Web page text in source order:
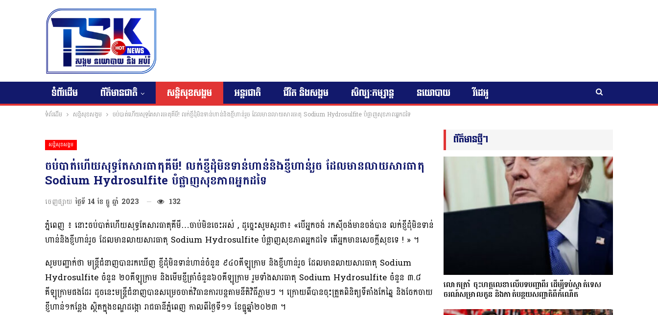
ទំព័រដើម ព័ត៌មានជាតិ សន្តិសុខសង្គម អន្តរជាតិ ជីវិត និងសង្គម សិល្បៈកម្សាន្ត នយោបាយ វីដេអូ
ទំព័រដើម សន្តិសុខសង្គម ចប់បាត់ហើយសុទ្ធតែសារធាតុគីមី! លក់ខ្ញីដុំមិនទាន់ហាន់និងខ្ញីហាន់រួច ដែលមានលាយសារធាតុ Sodium Hydrosulfite បំផ្លាញសុខភាពអ្នកដទៃ
សន្តិសុខសង្គម
ចប់បាត់ហើយសុទ្ធតែសារធាតុគីមី! លក់ខ្ញីដុំមិនទាន់ហាន់និងខ្ញីហាន់រួច ដែលមានលាយសារធាតុ
Sodium Hydrosulfite បំផ្លាញសុខភាពអ្នកដទៃ
ចេញផ្សាយ ថ្ងៃទី 14 ខែ ធ្នូ ឆ្នាំ 2023 132
ភ្នំពេញ ៖ នោះចប់បាត់ហើយសុទ្ធតែសារធាតុគីមី…ចាប់មិនចេះអស់ , ដូច្នេះសូមសួរថា៖ «បើអ្នកចង់ រកសុីចង់មានចង់បាន លក់ខ្ញីដុំមិនទាន់
ហាន់និងខ្ញីហាន់រួច ដែលមានលាយសារធាតុ Sodium Hydrosulfite បំផ្លាញសុខភាពអ្នកដទៃ តើអ្នកមានសេចក្តីសុខទេ ! » ។
សូមបញ្ជាក់ថា មន្ត្រីជំនាញបានរកឃើញ ខ្ញីដុំមិនទាន់ហាន់ចំនួន ៩៤០គីឡូក្រាម និងខ្ញីហាន់រួច ដែលមានលាយសារធាតុ Sodium
Hydrosulfite ចំនួន ២០គីឡូក្រាម និងមើមខ្ញីត្រាំចំនួន៦០គីឡូក្រាម រួមទាំងសារធាតុ Sodium Hydrosulfite ចំនួន ៣.៨
គីឡូក្រាមផងដែរ ដូចនេះមន្ត្រីជំនាញបានសម្រេចចាត់វិធានការបន្តតាមនីតិវិធីភ្លាមៗ ។ ក្រោយពីបានចុះត្រួតពិនិត្យទីតាំងកែឆ្នៃ និងចែកចាយ
ខ្ញីហាន់១កន្លែង ស្ថិតក្នុងខណ្ឌដង្កោ រាជធានីភ្នំពេញ កាលពីថ្ងៃទី១១ ខែធ្នូឆ្នាំ២០២៣ ។
ព័ត៌មានថ្មីៗ
លោក​ត្រាំ ចុះហត្ថលេខាលើបទបញ្ជាពីរ ដើម្បីទប់ស្កាត់ទេស​
ចរណ៍សម្រាលកូន និងកាត់បន្ថយសញ្ជាតិពីកំណើត